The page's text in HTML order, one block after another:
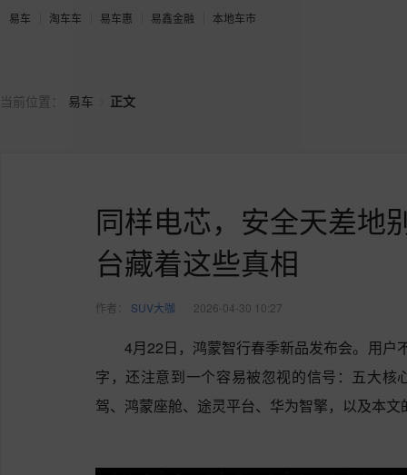
易车 淘车车 易车惠 易鑫金融 本地车市
当前位置： 易车 正文
同样电芯，安全天差地
台藏着这些真相
作者： SUV大咖 2026-04-30 10:27
4月22日，鸿蒙智行春季新品发布会。用户
字，还注意到一个容易被忽视的信号：五大
驾、鸿蒙座舱、途灵平台、华为智擎，以及本